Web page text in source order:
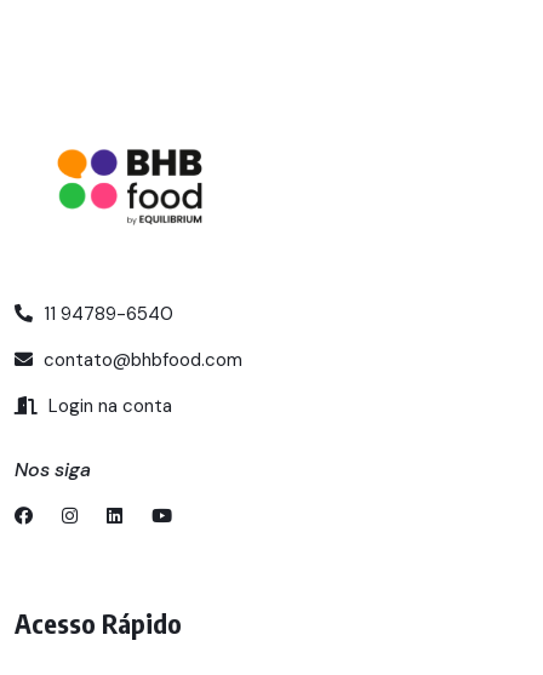
11 94789-6540
contato@bhbfood.com
Login na conta
Nos siga
Acesso Rápido